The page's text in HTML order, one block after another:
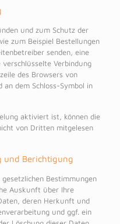
und zum Schutz der
zum Beispiel Bestellungen
senden, eine
verschlüsselte Verbindung
des Browsers von
dem Schloss-Symbol in
aktiviert ist, können die
von Dritten mitgelesen
und Berichtigung
Bestimmungen
Auskunft über Ihre
deren Herkunft und
und ggf. ein